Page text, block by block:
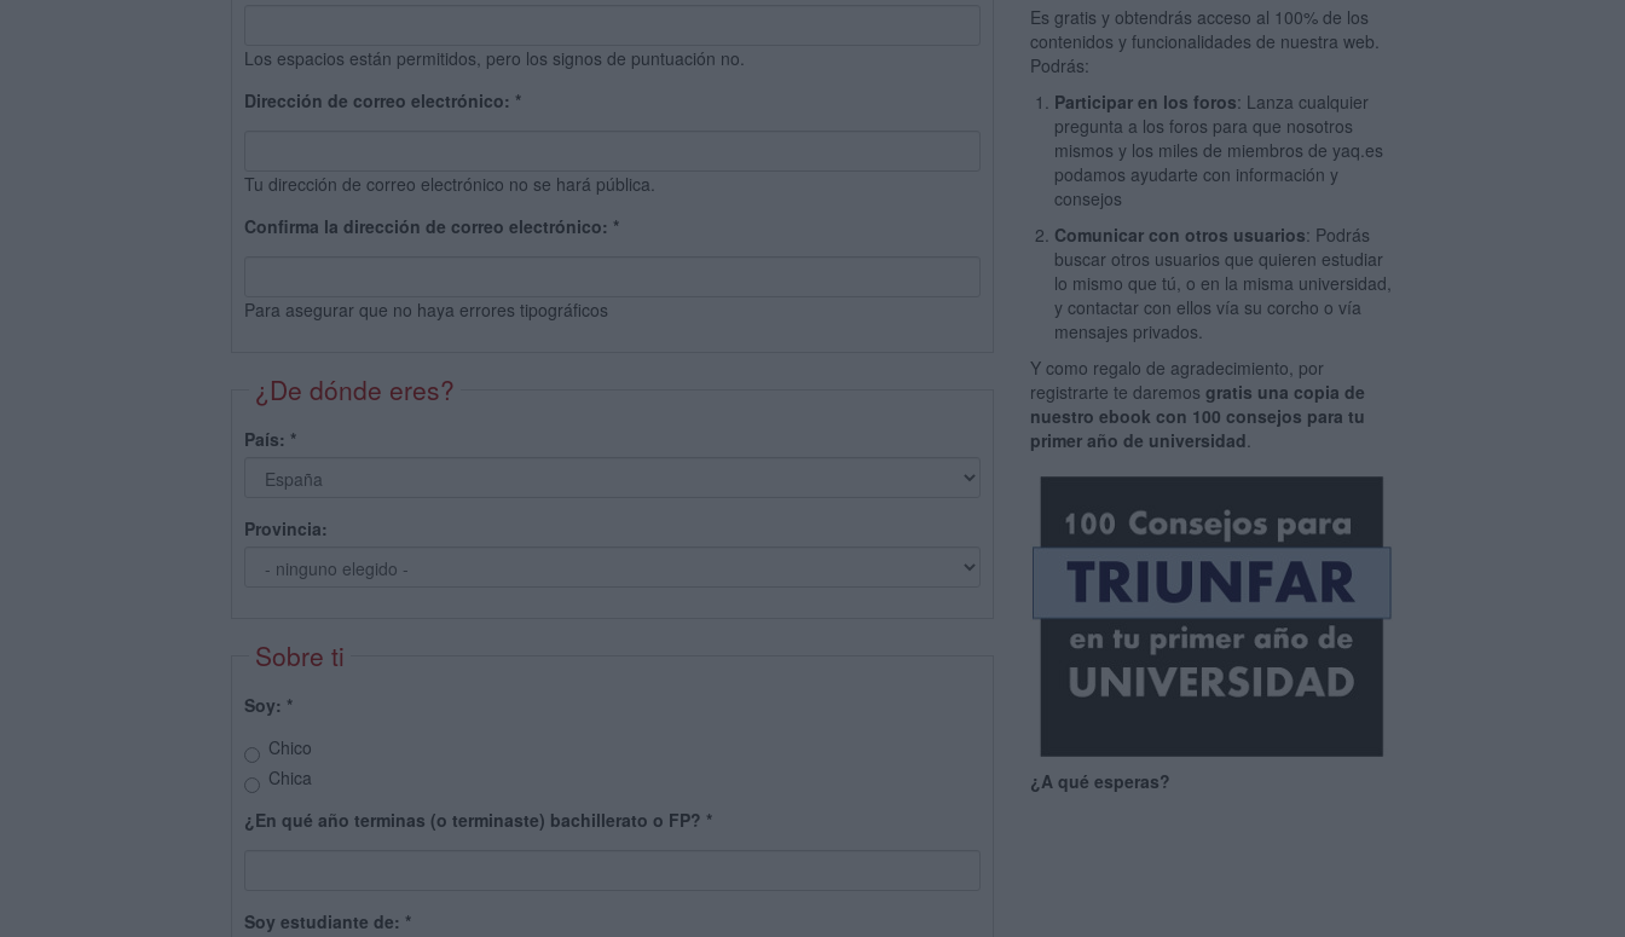
Los espacios están permitidos, pero los signos de puntuación no.
Dirección de correo electrónico: *
Tu dirección de correo electrónico no se hará pública.
Confirma la dirección de correo electrónico: *
Para asegurar que no haya errores tipográficos
¿De dónde eres?
País: *
Provincia:
Sobre ti
Soy: *
Chico
Chica
¿En qué año terminas (o terminaste) bachillerato o FP? *
Soy estudiante de: *
Es gratis y obtendrás acceso al 100% de los
contenidos y funcionalidades de nuestra web.
Podrás:
Participar en los foros: Lanza cualquier
pregunta a los foros para que nosotros
mismos y los miles de miembros de yaq.es
podamos ayudarte con información y
consejos
Comunicar con otros usuarios: Podrás
buscar otros usuarios que quieren estudiar
lo mismo que tú, o en la misma universidad,
y contactar con ellos vía su corcho o vía
mensajes privados.
Y como regalo de agradecimiento, por
registrarte te daremosgratis una copia de
nuestro ebook con 100 consejos para tu
primer año de universidad.
¿A qué esperas?